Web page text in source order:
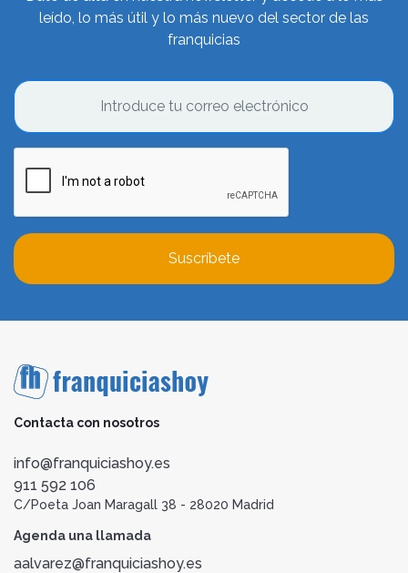
leído, lo más útil y lo más nuevo del sector de las
franquicias
Suscríbete
Contacta con nosotros
info@franquiciashoy.es
911 592 106
C/Poeta Joan Maragall 38 - 28020 Madrid
Agenda una llamada
aalvarez@franquiciashoy.es